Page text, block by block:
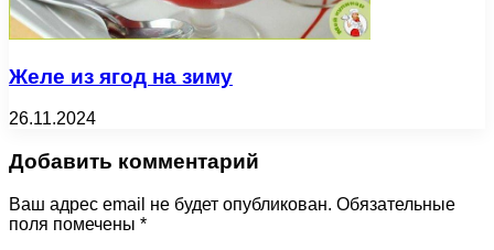
Желе из ягод на зиму
26.11.2024
Добавить комментарий
Ваш адрес email не будет опубликован. Обязательные
поля помечены *